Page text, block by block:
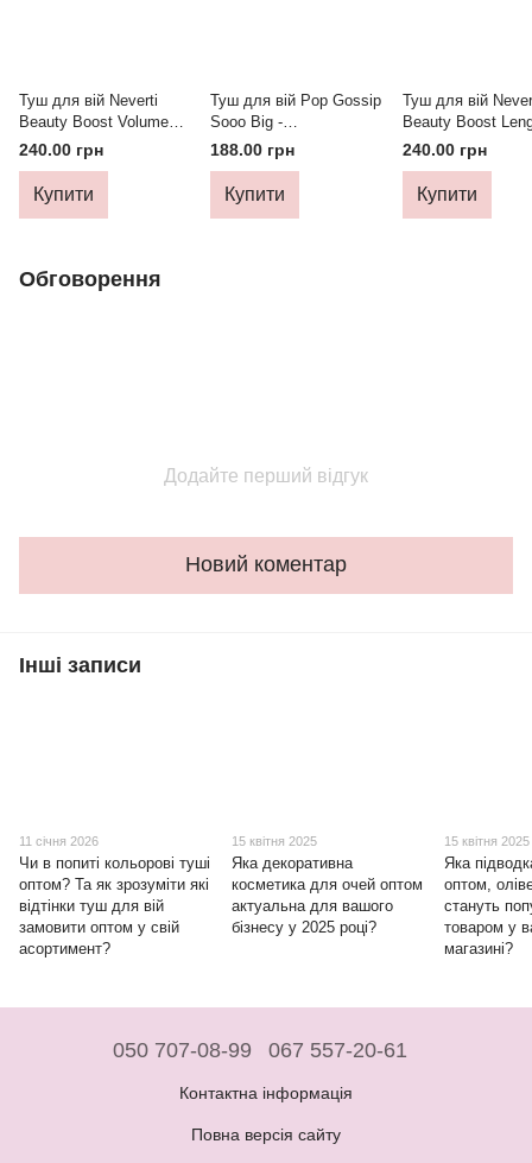
Туш для вій Neverti
Beauty Boost Volume
Lift NP504
240.00 грн
Купити
Туш для вій Pop Gossip
Sooo Big -
екстримальний об'єм
188.00 грн
Купити
Туш для вій
Beauty Boost
Define NP505
240.00 грн
Купити
Обговорення
Додайте перший відгук
Новий коментар
Інші записи
11 січня 2026
Чи в попиті кольорові туші
оптом? Та як зрозуміти які
відтінки туш для вій
замовити оптом у свій
асортимент?
15 квітня 2025
Яка декоративна
косметика для очей оптом
актуальна для вашого
бізнесу у 2025 році?
15 квітня 2025
Яка
оптом,
стануть
товаром у
магазині?
050 707-08-99 067 557-20-61
Контактна інформація
Повна версія сайту